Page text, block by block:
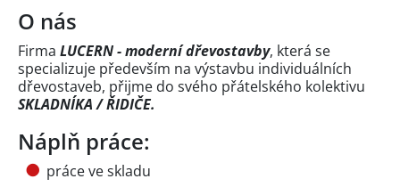
O nás
Firma LUCERN - moderní dřevostavby, která se
specializuje především na výstavbu individuálních
dřevostaveb, přijme do svého přátelského kolektivu
SKLADNÍKA / ŘIDIČE.
Náplň práce:
práce ve skladu